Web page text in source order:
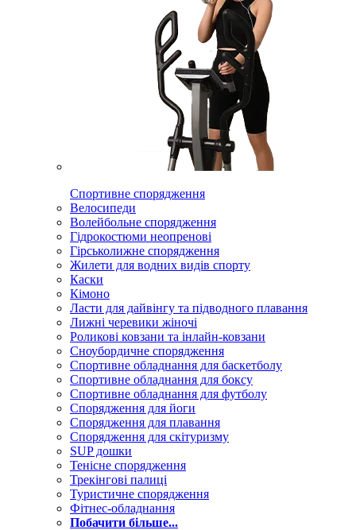
Спортивне спорядження
Велосипеди
Волейбольне спорядження
Гідрокостюми неопренові
Гірськолижне спорядження
Жилети для водних видів спорту
Каски
Кімоно
Ласти для дайвінгу та підводного плавання
Лижні черевики жіночі
Роликові ковзани та інлайн-ковзани
Сноубордичне спорядження
Спортивне обладнання для баскетболу
Спортивне обладнання для боксу
Спортивне обладнання для футболу
Спорядження для йоги
Спорядження для плавання
Спорядження для скітуризму
SUP дошки
Тенісне спорядження
Трекінгові палиці
Туристичне спорядження
Фітнес-обладнання
Побачити більше...